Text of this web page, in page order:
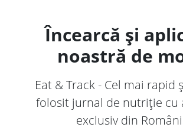
Încearcă și
noastră de
Eat & Track - Cel mai rapid
folosit jurnal de nutriție cu
exclusiv din